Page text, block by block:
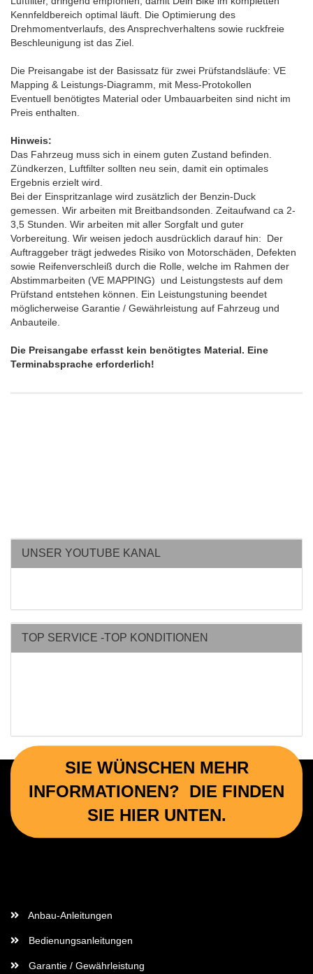
Kennfeldbereich optimal läuft. Die Optimierung des
Drehmomentverlaufs, des Ansprechverhaltens sowie ruckfreie
Beschleunigung ist das Ziel.
Die Preisangabe ist der Basissatz für zwei Prüfstandsläufe: VE
Mapping & Leistungs-Diagramm, mit Mess-Protokollen
Eventuell benötigtes Material oder Umbauarbeiten sind nicht im
Preis enthalten.
Hinweis:
Das Fahrzeug muss sich in einem guten Zustand befinden.
Zündkerzen, Luftfilter sollten neu sein, damit ein optimales
Ergebnis erzielt wird.
Bei der Einspritzanlage wird zusätzlich der Benzin-Duck
gemessen. Wir arbeiten mit Breitbandsonden. Zeitaufwand ca 2-
3,5 Stunden. Wir arbeiten mit aller Sorgfalt und guter
Vorbereitung. Wir weisen jedoch ausdrücklich darauf hin: Der
Auftraggeber trägt jedwedes Risiko von Motorschäden, Defekten
sowie Reifenverschleiß durch die Rolle, welche im Rahmen der
Abstimmarbeiten (VE MAPPING) und Leistungstests auf dem
Prüfstand entstehen können. Ein Leistungstuning beendet
möglicherweise Garantie / Gewährleistung auf Fahrzeug und
Anbauteile.
Die Preisangabe erfasst kein benötigtes Material. Eine
Terminabsprache erforderlich!
UNSER YOUTUBE KANAL
TOP SERVICE -TOP KONDITIONEN
SIE WÜNSCHEN MEHR
INFORMATIONEN? DIE FINDEN
SIE HIER UNTEN.
Anbau-Anleitungen
Bedienungsanleitungen
Garantie / Gewährleistung